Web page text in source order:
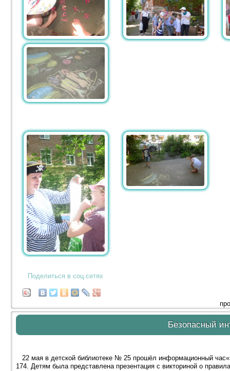
Поделиться в соц.сетях
Безопасный
22 мая в детской библиотеке № 25 прошёл информационный
174. Детям была представлена презентация с викториной о